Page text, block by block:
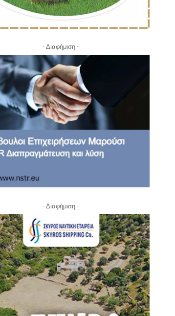
- Διαφήμιση -
- Διαφήμιση -